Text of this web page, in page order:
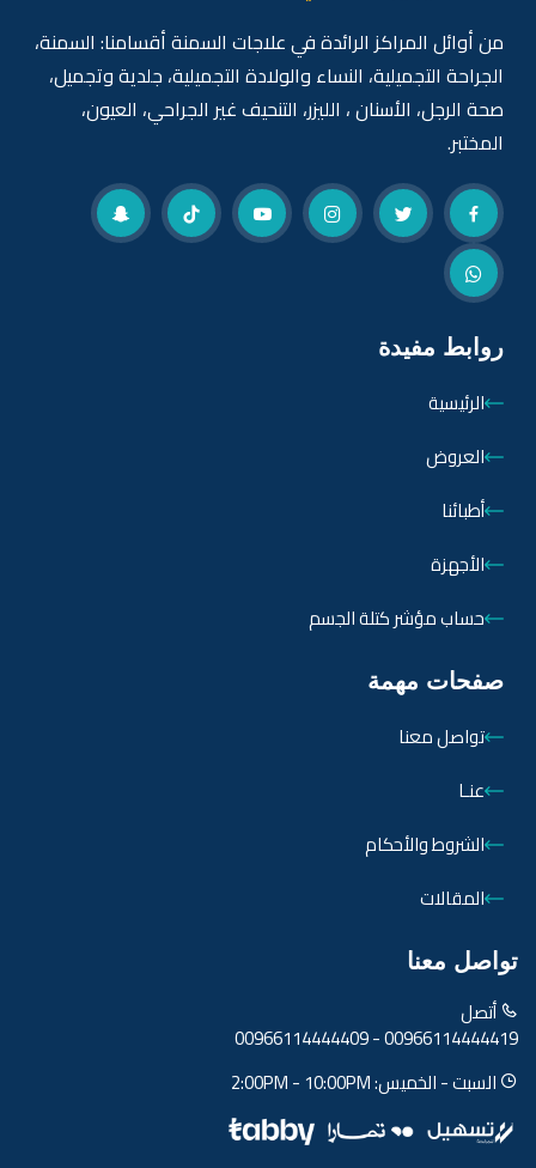
من أوائل المراكز الرائدة في علاجات السمنة أقسامنا: السمنة،
الجراحة التجميلية، النساء والولادة التجميلية، جلدية وتجميل،
صحة الرجل، الأسنان ، الليزر، التنحيف غير الجراحي، العيون،
المختبر.
روابط مفيدة
الرئيسية
العروض
أطبائنا
الأجهزة
حساب مؤشر كتلة الجسم
صفحات مهمة
تواصل معنا
عنـا
الشروط والأحكام
المقالات
تواصل معنا
أتصل
00966114444419
-
00966114444409
السبت - الخميس:2:00PM - 10:00PM